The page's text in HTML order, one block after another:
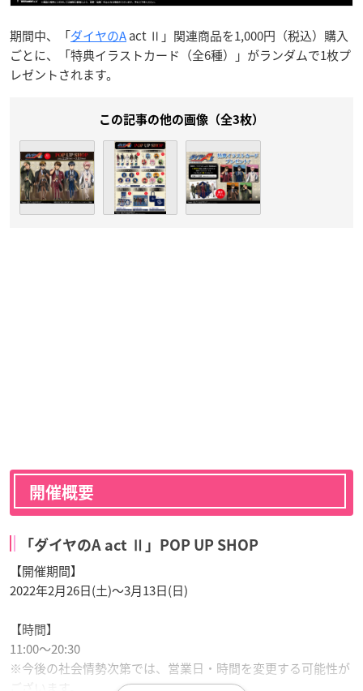
期間中、「ダイヤのAact Ⅱ」関連商品を1,000円（税込）購入
ごとに、「特典イラストカード（全6種）」がランダムで1枚プ
レゼントされます。
この記事の他の画像（全3枚）
開催概要
「ダイヤのA act Ⅱ」POP UP SHOP
【開催期間】
2022年2月26日(土)～3月13日(日)
【時間】
11:00～20:30
※今後の社会情勢次第では、営業日・時間を変更する可能性が